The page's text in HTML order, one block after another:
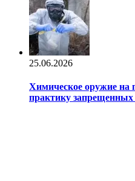
25.06.2026
Химическое оружие на
практику